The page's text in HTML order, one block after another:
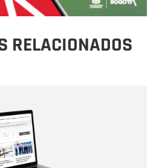
RELACIONADOS